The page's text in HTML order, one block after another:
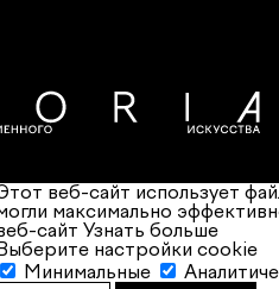
веб-сайт использует
максимально
сайт Узнать больше
настройки cookie
Минимальные